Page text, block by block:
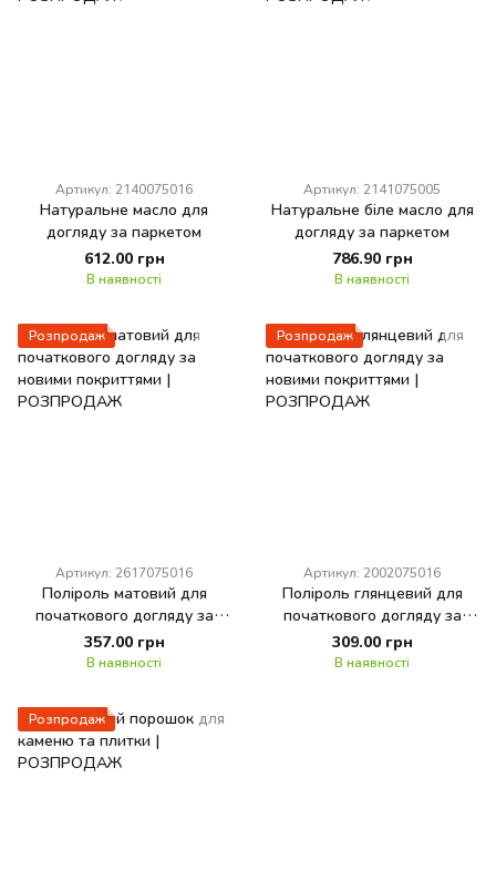
Артикул: 2140075016
Натуральне масло для
догляду за паркетом
612.00 грн
В наявності
Артикул: 2141075005
Натуральне біле масло для
догляду за паркетом
786.90 грн
В наявності
Розпродаж
Артикул: 2617075016
Поліроль матовий для
початкового догляду за
новими покриттями
357.00 грн
В наявності
Розпродаж
Артикул: 2002075016
Поліроль глянцевий для
початкового догляду за
новими покриттями
309.00 грн
В наявності
Розпродаж